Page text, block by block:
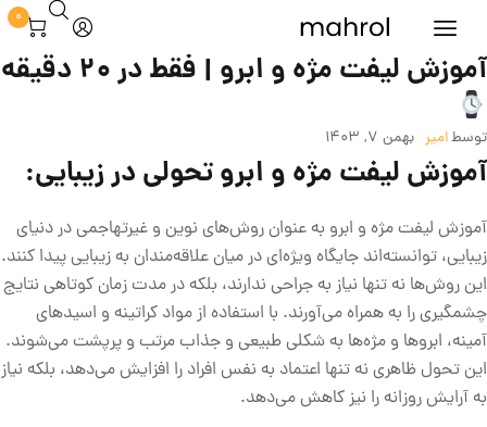
0
آموزش لیفت مژه و ابرو | فقط در 20 دقیقه
توسطامیر بهمن 7, 1403
آموزش لیفت مژه و ابرو تحولی در زیبایی:
آموزش لیفت مژه و ابرو به عنوان روش‌های نوین و غیرتهاجمی در دنیای
زیبایی، توانسته‌اند جایگاه ویژه‌ای در میان علاقه‌مندان به زیبایی پیدا کنند.
این روش‌ها نه تنها نیاز به جراحی ندارند، بلکه در مدت زمان کوتاهی نتایج
چشمگیری را به همراه می‌آورند. با استفاده از مواد کراتینه و اسیدهای
آمینه، ابروها و مژه‌ها به شکلی طبیعی و جذاب مرتب و پرپشت می‌شوند.
این تحول ظاهری نه تنها اعتماد به نفس افراد را افزایش می‌دهد، بلکه نیاز
به آرایش روزانه را نیز کاهش می‌دهد.